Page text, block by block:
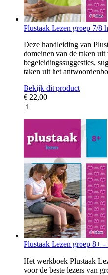
Plustaak Lezen groep 7/8
Deze handleiding van
domeinen van de taken
begeleidingssuggesties,
taken uit het
Bekijk dit product
€ 22,00
Plustaak Lezen groep 8+
Het werkboek Plustaak
voor de beste lezers van